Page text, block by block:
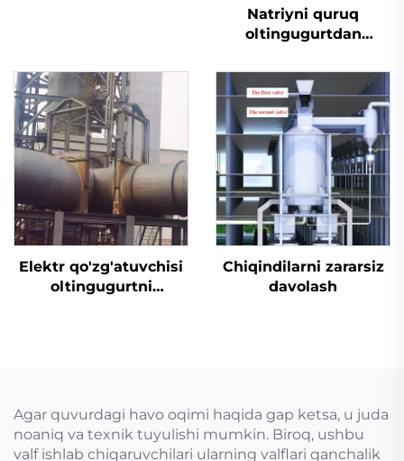
Natriyni quruq
oltingugurtdan
Elektr qo'zg'atuvchisi
oltingugurtni
Chiqindilarni zararsiz
davolash
Agar quvurdagi havo oqimi haqida gap ketsa, u juda
noaniq va texnik tuyulishi mumkin. Biroq, ushbu
valf ishlab chiqaruvchilari ularning valflari qanchalik